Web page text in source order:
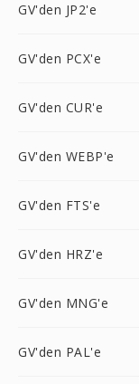
GV'den JP2'e
GV'den PCX'e
GV'den CUR'e
GV'den WEBP'e
GV'den FTS'e
GV'den HRZ'e
GV'den MNG'e
GV'den PAL'e